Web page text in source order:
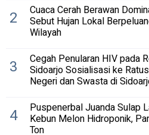
2 Cuaca Cerah Berawan
Sebut Hujan Lokal
Wilayah
3 Cegah Penularan HIV pada
Sidoarjo Sosialisasi ke
Negeri dan Swasta di
4 Puspenerbal Juanda Sulap
Kebun Melon Hidroponik,
Ton